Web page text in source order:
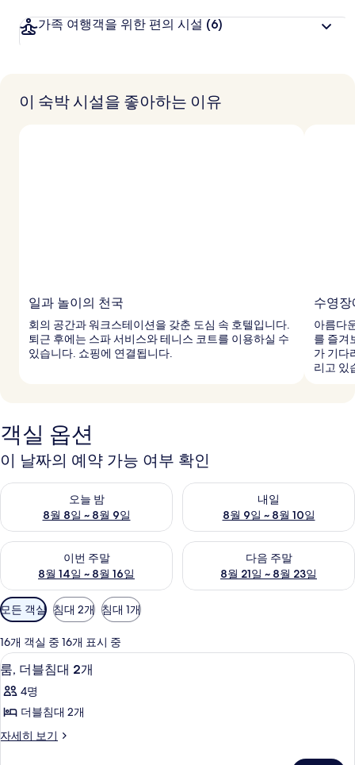
가족 여행객을 위한 편의 시설 (6)
이 숙박 시설을 좋아하는 이유
일과 놀이의 천국
회의 공간과 워크스테이션을 갖춘 도심 속 호텔입니다.
퇴근 후에는 스파 서비스와 테니스 코트를 이용하실 수
있습니다. 쇼핑에 연결됩니다.
수영
아름다
를 즐겨
가 기다
리고 있
객실 옵션
이 날짜의 예약 가능 여부 확인
오늘 밤
8월 8일 ~ 8월 9일
오늘 밤 예약 가능 여부 확인, 8월 8일 ~ 8월 9일
내일
8월 9일 ~ 8월 10일
내일 예약 가능 여부 확인, 8월
이번 주말
8월 14일 ~ 8월 16일
이번 주말 예약 가능 여부 확인, 8월 14일 ~ 8월 16일
다음 주말
8월 21일 ~ 8월 23일
다음 주말 예약 가능 여부 확인
객
실
에
사
용
가
능
필
모든 객실 침대 2개 침대 1개
16개 객실 중 16개 표시 중
룸,
더
블
침
대
고급 침구, 객실 내 금고, 책상, 노트북
6
룸, 더블침대 2개
4명
더블침대 2개
자세히 보기
룸,